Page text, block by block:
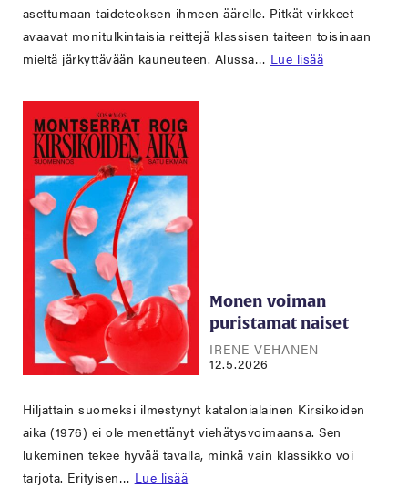
asettumaan taideteoksen ihmeen äärelle. Pitkät virkkeet
avaavat monitulkintaisia reittejä klassisen taiteen toisinaan
mieltä järkyttävään kauneuteen. Alussa… Lue lisää
Monen voiman
puristamat naiset
IRENE VEHANEN
12.5.2026
Hiljattain suomeksi ilmestynyt katalonialainen Kirsikoiden
aika (1976) ei ole menettänyt viehätysvoimaansa. Sen
lukeminen tekee hyvää tavalla, minkä vain klassikko voi
tarjota. Erityisen… Lue lisää